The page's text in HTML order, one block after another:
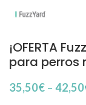
¡OFERTA
para perros
35,50€ – 42,50